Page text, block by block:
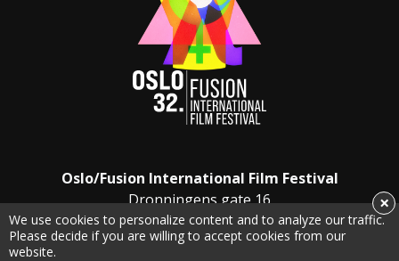
Oslo/Fusion International Film Festival
Dronningens gate 16
0152 Oslo
We use cookies to personalize content and to analyze our traffic.
Please decide if you are willing to accept cookies from our
website.
×